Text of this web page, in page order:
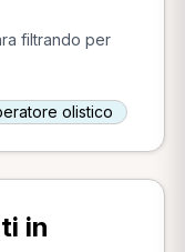
filtrando per
olistico
in